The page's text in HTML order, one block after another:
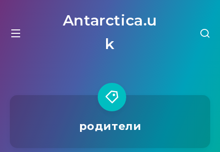
Antarctica.u
k
родители